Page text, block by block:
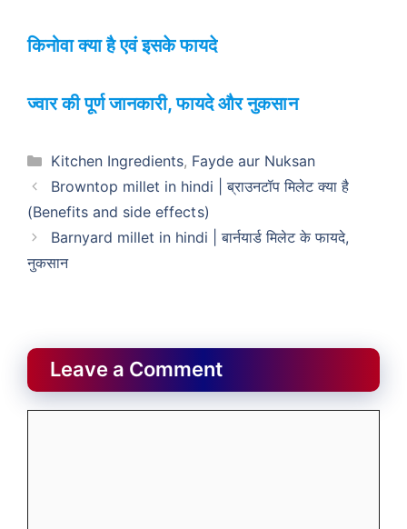
किनोवा क्या है एवं इसके फायदे
ज्वार की पूर्ण जानकारी, फायदे और नुकसान
Categories
Kitchen Ingredients, Fayde aur Nuksan
Browntop millet in hindi | ब्राउनटॉप मिलेट क्या है
(Benefits and side effects)
Barnyard millet in hindi | बार्नयार्ड मिलेट के फायदे,
नुकसान
Leave a Comment